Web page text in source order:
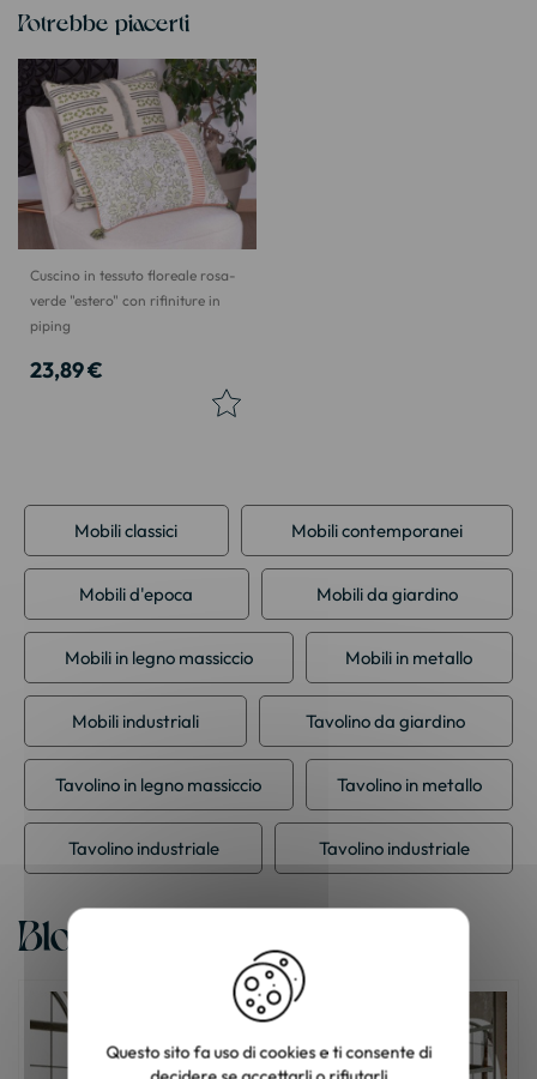
Potrebbe piacerti
Cuscino in tessuto floreale rosa-
verde "estero" con rifiniture in
piping
23,89 €
Mobili classici Mobili contemporanei
Mobili d'epoca Mobili da giardino
Mobili in legno massiccio Mobili in metallo
Mobili industriali Tavolino da giardino
Tavolino in legno massiccio Tavolino in metallo
Tavolino industriale Tavolino industriale
Blog
Questo sito fa uso di cookies e ti consente di